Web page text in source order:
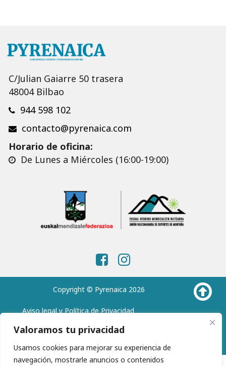
Valoramos tu privacidad
Usamos cookies para mejorar su experiencia de
navegación, mostrarle anuncios o contenidos
C/Julian Gaiarre 50 trasera
48004 Bilbao
944 598 102
contacto@pyrenaica.com
Horario de oficina:
De Lunes a Miércoles (16:00-19:00)
Copyright © Pyrenaica 2026
Aviso legal y Política de Privacidad
Política de Cookies